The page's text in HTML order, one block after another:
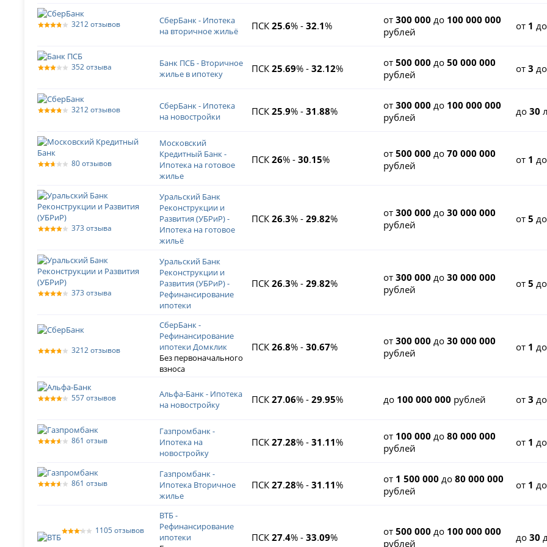
3212 отзывов
СберБанк - Ипотека
на вторичное жильё
ПСК 25.6% - 32.1% от300 000 до 100 000 000
рублей
от 1
352 отзыва
Банк ПСБ - Вторичное
жилье в ипотеку
ПСК 25.69% - 32.12% от500 000 до50 000 000
рублей
от3
3212 отзывов
СберБанк - Ипотека
на новостройки
ПСК 25.9% - 31.88% от300 000 до 100 000 000
рублей
до30
80 отзывов
Московский
Кредитный Банк -
Ипотека на готовое
жилье
ПСК 26% - 30.15% от500 000 до70 000 000
рублей
от 1
373 отзыва
Уральский Банк
Реконструкции и
Развития (УБРиР) -
Ипотека на готовое
жильё
ПСК 26.3% - 29.82% от300 000 до30 000 000
рублей
от5
373 отзыва
Уральский Банк
Реконструкции и
Развития (УБРиР) -
Рефинансирование
ипотеки
ПСК 26.3% - 29.82% от300 000 до30 000 000
рублей
от5
3212 отзывов
СберБанк -
Рефинансирование
ипотеки Домклик
Без первоначального
взноса
ПСК 26.8% - 30.67% от300 000 до30 000 000
рублей
от 1
557 отзывов
Альфа-Банк - Ипотека
на новостройку
ПСК 27.06% - 29.95% до 100 000 000 рублей от3
861 отзыв
Газпромбанк -
Ипотека на
новостройку
ПСК 27.28% - 31.11% от 100 000 до80 000 000
рублей
от 1
861 отзыв
Газпромбанк -
Ипотека Вторичное
жилье
ПСК 27.28% - 31.11% от 1 500 000 до80 000 000
рублей
от 1
1105 отзывов
ВТБ -
Рефинансирование
ипотеки
ПСК 27.4% - 33.09% от500 000 до 100 000 000
рублей
до30